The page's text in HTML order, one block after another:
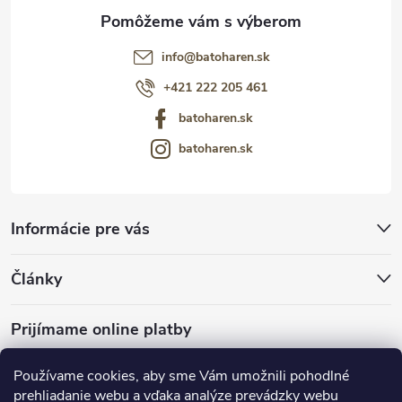
Používame cookies, aby sme Vám umožnili pohodlné
prehliadanie webu a vďaka analýze prevádzky webu
Informácie pre vás
Články
Prijímame online platby
info@batoharen.sk
+421 222 205 461
batoharen.sk
batoharen.sk